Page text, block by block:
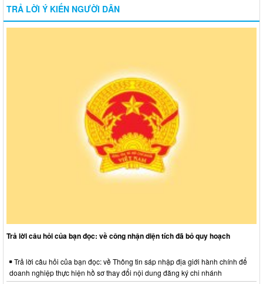
TRẢ LỜI Ý KIẾN NGƯỜI DÂN
Trả lời câu hỏi của bạn đọc: về công nhận diện tích đã bỏ quy hoạch
Trả lời câu hỏi của bạn đọc: về Thông tin sáp nhập địa giới hành chính để
doanh nghiệp thực hiện hồ sơ thay đổi nội dung đăng ký chi nhánh